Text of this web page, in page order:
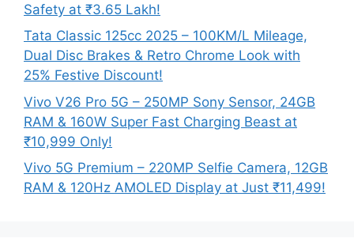
Safety at ₹3.65 Lakh!
Tata Classic 125cc 2025 – 100KM/L Mileage,
Dual Disc Brakes & Retro Chrome Look with
25% Festive Discount!
Vivo V26 Pro 5G – 250MP Sony Sensor, 24GB
RAM & 160W Super Fast Charging Beast at
₹10,999 Only!
Vivo 5G Premium – 220MP Selfie Camera, 12GB
RAM & 120Hz AMOLED Display at Just ₹11,499!